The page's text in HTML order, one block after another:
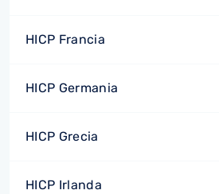
HICP Francia
HICP Germania
HICP Grecia
HICP Irlanda